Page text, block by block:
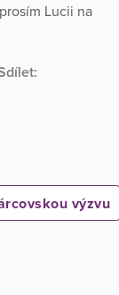
Lucii na
výzvu